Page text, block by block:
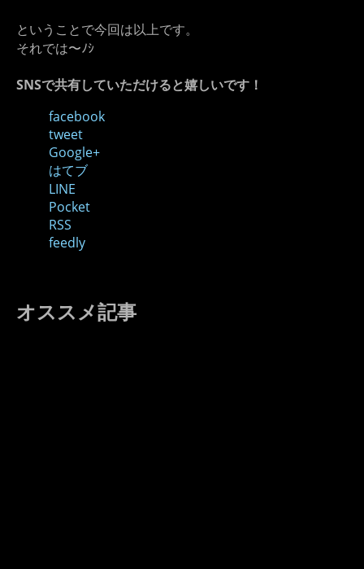
ということで今回は以上です。
それでは〜ﾉｼ
SNSで共有していただけると嬉しいです！
facebook
tweet
Google+
はてブ
LINE
Pocket
RSS
feedly
オススメ記事